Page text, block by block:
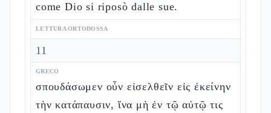
come Dio si riposò dalle sue.
LETTURA ORTODOSSA
11
GRECO
σπουδάσωμεν οὖν εἰσελθεῖν εἰς ἐκείνην
τὴν κατάπαυσιν, ἵνα μὴ ἐν τῷ αὐτῷ τις